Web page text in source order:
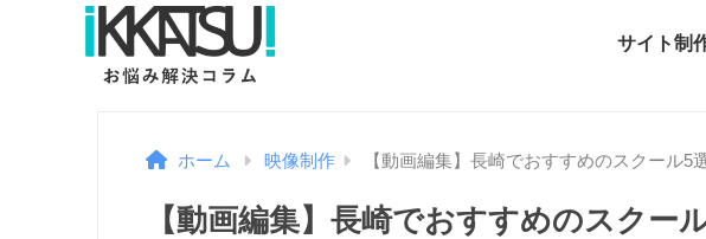
サイト制
ホーム 映像制作 【動画編集】長崎でおすすめのスクール5
【動画編集】長崎でおすすめのスクー